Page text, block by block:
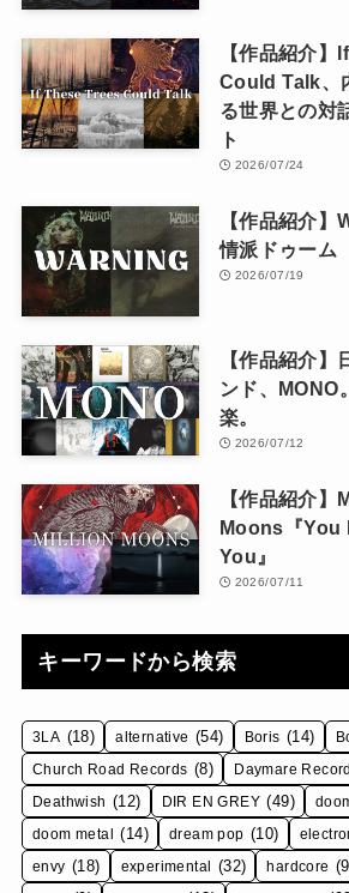
【作品紹介
Could Talk、
る世界との対
ト
2026/07/24
【作品紹介
情派ドゥーム
2026/07/19
【作品紹介
ンド、MONO
楽。
2026/07/12
【作品紹介】
Moons『You
You』
2026/07/11
キーワードから検索
3LA (18) alternative (54) Boris (14)
Church Road Records (8) Daymare
Deathwish (12) DIR EN GREY (49)
doom metal (14) dream pop (10)
envy (18) experimental (32) hardcore